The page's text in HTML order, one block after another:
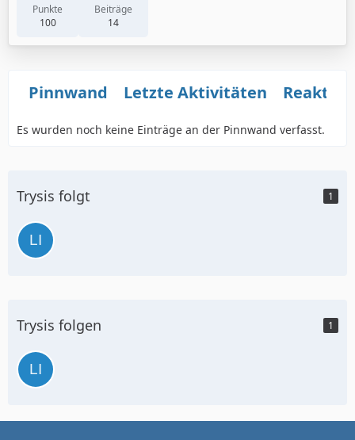
Punkte
100
Beiträge
14
Pinnwand Letzte Aktivitäten
Es wurden noch keine Einträge an der Pinnwand verfasst.
Trysis folgt 1
Trysis folgen 1